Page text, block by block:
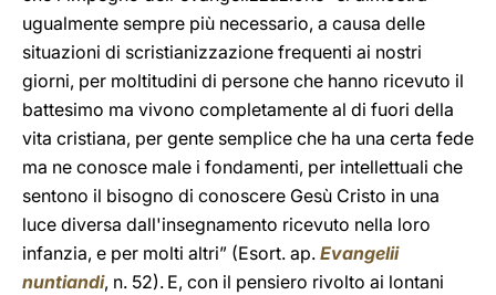
ugualmente sempre più necessario, a causa delle
situazioni di scristianizzazione frequenti ai nostri
giorni, per moltitudini di persone che hanno ricevuto il
battesimo ma vivono completamente al di fuori della
vita cristiana, per gente semplice che ha una certa fede
ma ne conosce male i fondamenti, per intellettuali che
sentono il bisogno di conoscere Gesù Cristo in una
luce diversa dall'insegnamento ricevuto nella loro
infanzia, e per molti altri” (Esort. ap. Evangelii
nuntiandi, n. 52). E, con il pensiero rivolto ai lontani